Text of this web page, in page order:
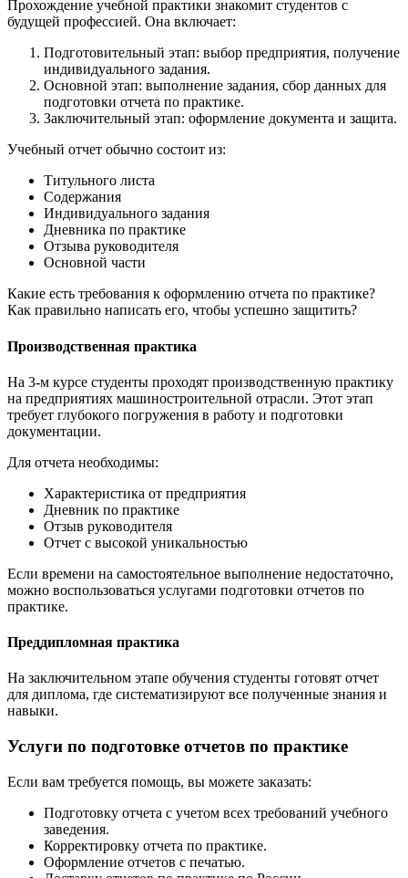
Прохождение учебной практики знакомит студентов с
будущей профессией. Она включает:
Подготовительный этап: выбор предприятия, получение
индивидуального задания.
Основной этап: выполнение задания, сбор данных для
подготовки отчета по практике.
Заключительный этап: оформление документа и защита.
Учебный отчет обычно состоит из:
Титульного листа
Содержания
Индивидуального задания
Дневника по практике
Отзыва руководителя
Основной части
Какие есть требования к оформлению отчета по практике?
Как правильно написать его, чтобы успешно защитить?
Производственная практика
На 3-м курсе студенты проходят производственную практику
на предприятиях машиностроительной отрасли. Этот этап
требует глубокого погружения в работу и подготовки
документации.
Для отчета необходимы:
Характеристика от предприятия
Дневник по практике
Отзыв руководителя
Отчет с высокой уникальностью
Если времени на самостоятельное выполнение недостаточно,
можно воспользоваться услугами подготовки отчетов по
практике.
Преддипломная практика
На заключительном этапе обучения студенты готовят отчет
для диплома, где систематизируют все полученные знания и
навыки.
Услуги по подготовке отчетов по практике
Если вам требуется помощь, вы можете заказать:
Подготовку отчета с учетом всех требований учебного
заведения.
Корректировку отчета по практике.
Оформление отчетов с печатью.